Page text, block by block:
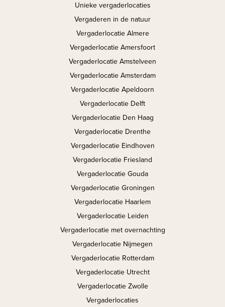
Unieke vergaderlocaties
Vergaderen in de natuur
Vergaderlocatie Almere
Vergaderlocatie Amersfoort
Vergaderlocatie Amstelveen
Vergaderlocatie Amsterdam
Vergaderlocatie Apeldoorn
Vergaderlocatie Delft
Vergaderlocatie Den Haag
Vergaderlocatie Drenthe
Vergaderlocatie Eindhoven
Vergaderlocatie Friesland
Vergaderlocatie Gouda
Vergaderlocatie Groningen
Vergaderlocatie Haarlem
Vergaderlocatie Leiden
Vergaderlocatie met overnachting
Vergaderlocatie Nijmegen
Vergaderlocatie Rotterdam
Vergaderlocatie Utrecht
Vergaderlocatie Zwolle
Vergaderlocaties